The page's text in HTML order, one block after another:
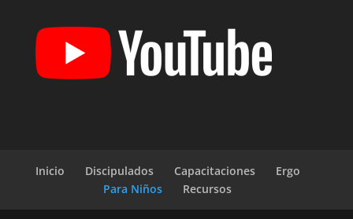
Inicio Discipulados Capacitaciones
Ergo
Para Niños
Recursos